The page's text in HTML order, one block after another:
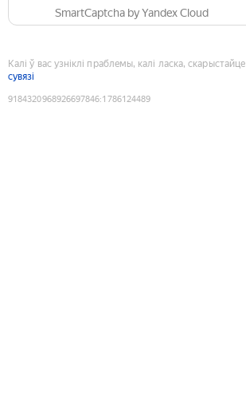
SmartCaptcha by Yandex Cloud
Калі ў вас узніклі праблемы, калі ласка, скарыстайце
сувязі
9184320968926697846:1786124489